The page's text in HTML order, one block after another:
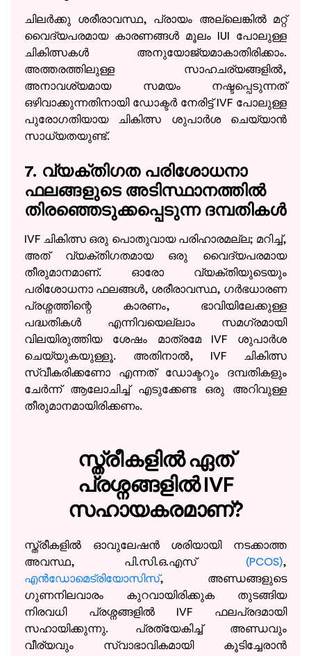
ചിലർക്കു ശരീരാവസ്ഥ, പ്രായം അല്ലെങ്കിൽ മറ്റ്
വൈദ്യപരമായ കാരണങ്ങൾ മൂലം IUI പോലുള്ള
ചികിത്സകൾ അനുയോജ്യമാകാതിരിക്കാം.
അത്തരത്തിലുള്ള സാഹചര്യങ്ങളിൽ,
അനാവശ്യമായ സമയം നഷ്ടപ്പെടുന്നത്
ഒഴിവാക്കുന്നതിനായി ഡോക്ടർ നേരിട്ട് IVF പോലുള്ള
പുരോഗതിയായ ചികിത്സ ശുപാർശ ചെയ്യാൻ
സാധ്യതയുണ്ട്.
7. വ്യക്തിഗത പരിശോധനാ
ഫലങ്ങളുടെ അടിസ്ഥാനത്തിൽ
തിരഞ്ഞെടുക്കപ്പെടുന്ന ദമ്പതികൾ
IVF ചികിത്സ ഒരു പൊതുവായ പരിഹാരമല്ല; മറിച്ച്,
അത് വ്യക്തിഗതമായ ഒരു വൈദ്യപരമായ
തീരുമാനമാണ്. ഓരോ വ്യക്തിയുടെയും
പരിശോധനാ ഫലങ്ങൾ, ശരീരാവസ്ഥ, ഗർഭധാരണ
പ്രശ്നത്തിന്റെ കാരണം, ഭാവിയിലേക്കുള്ള
പദ്ധതികൾ എന്നിവയെല്ലാം സമഗ്രമായി
വിലയിരുത്തിയ ശേഷം മാത്രമേ IVF ശുപാർശ
ചെയ്യുകയുള്ളൂ. അതിനാൽ, IVF ചികിത്സ
സ്വീകരിക്കണോ എന്നത് ഡോക്ടറും ദമ്പതികളും
ചേർന്ന് ആലോചിച്ച് എടുക്കേണ്ട ഒരു അറിവുള്ള
തീരുമാനമായിരിക്കണം.
സ്ത്രീകളിൽ ഏത്
പ്രശ്നങ്ങളിൽ IVF
സഹായകരമാണ്?
സ്ത്രീകളിൽ ഓവുലേഷൻ ശരിയായി നടക്കാത്ത
അവസ്ഥ, പി.സി.ഒ.എസ് (PCOS),
എൻഡോമെട്രിയോസിസ്, അണ്ഡങ്ങളുടെ
ഗുണനിലവാരം കുറവായിരിക്കുക തുടങ്ങിയ
നിരവധി പ്രശ്നങ്ങളിൽ IVF ഫലപ്രദമായി
സഹായിക്കുന്നു. പ്രത്യേകിച്ച് അണ്ഡവും
വീര്യവും സ്വാഭാവികമായി കൂടിച്ചേരാൻ